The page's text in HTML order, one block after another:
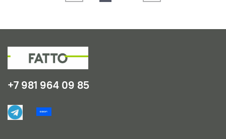
+7 981 964 09 85